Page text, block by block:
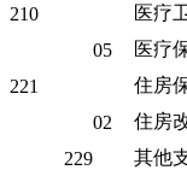
210
医疗
05
医疗
221
住房
02
住房
229
其他